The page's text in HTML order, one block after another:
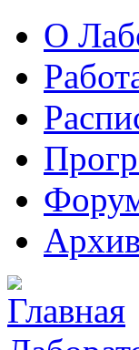
О
Архив